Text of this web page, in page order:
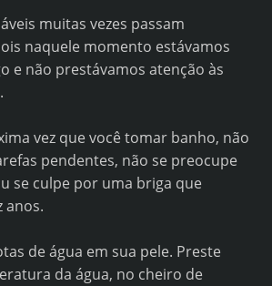
​​muitas vezes passam
naquele momento estávamos
e não prestávamos atenção às
vez que você tomar banho, não
pendentes, não se preocupe
se culpe por uma briga que
anos.
de água em sua pele. Preste
da água, no cheiro de